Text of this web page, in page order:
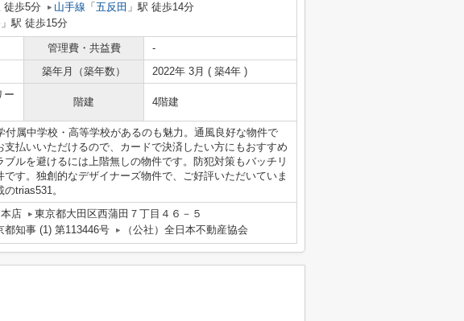
徒歩5分 山手線 「 五反田 」駅 徒歩14分
」駅 徒歩15分
管理費・共益費
-
築年月（築年数） 2022年 3月 ( 築4年 )
ー
階建 4階建
付属中学校・高等学校があるのも魅力。通風良好な物件で
払いいただけるので、カードで決済したい方にもおすすめ
ルを避けるには上階無しの物件です。防犯対策もバッチリ
す。独創的なデザイナーズ物件で、ご好評いただいていま
trias531。
店
東京都大田区西蒲田７丁目４６－５
都知事 (1) 第113446号 （公社）全日本不動産協会